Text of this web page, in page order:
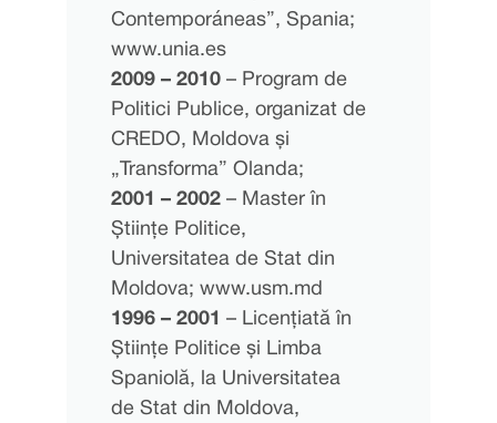
Contemporáneas”, Spania;
www.unia.es
2009 – 2010– Program de
Politici Publice, organizat de
CREDO, Moldova și
„Transforma” Olanda;
2001 – 2002– Master în
Științe Politice,
Universitatea de Stat din
Moldova; www.usm.md
1996 – 2001 – Licențiată în
Științe Politice și Limba
Spaniolă, la Universitatea
de Stat din Moldova,